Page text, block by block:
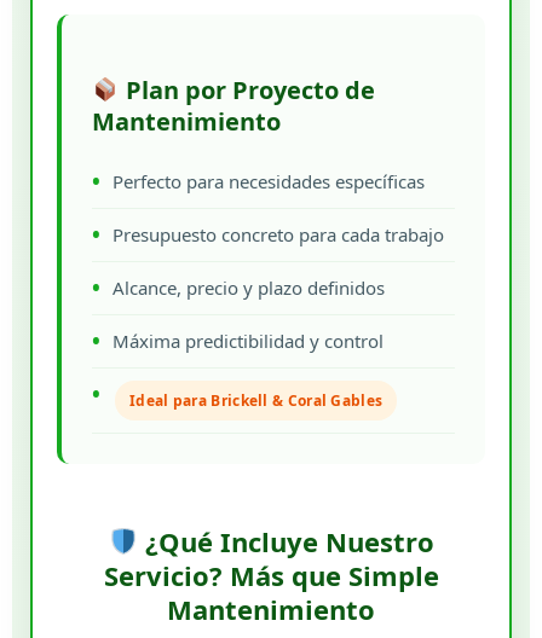
Plan por Proyecto de
Mantenimiento
Perfecto para necesidades específicas
Presupuesto concreto para cada trabajo
Alcance, precio y plazo definidos
Máxima predictibilidad y control
Ideal para Brickell & Coral Gables
¿Qué Incluye Nuestro
Servicio? Más que Simple
Mantenimiento